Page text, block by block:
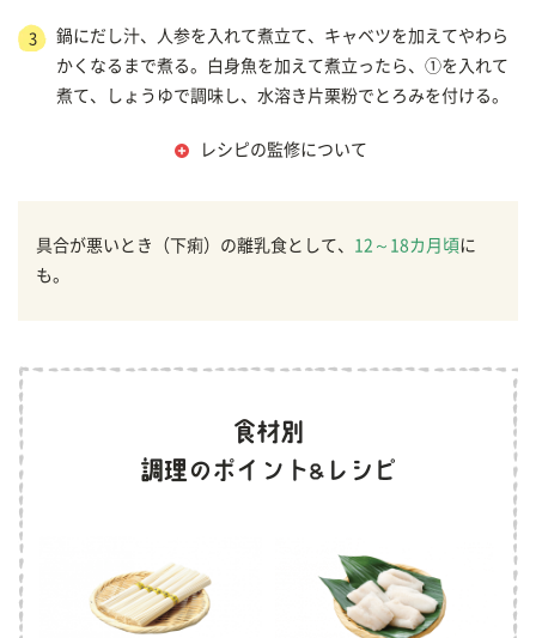
3
鍋にだし汁、人参を入れて煮立て、キャベツを加えてやわら
かくなるまで煮る。白身魚を加えて煮立ったら、①を入れて
煮て、しょうゆで調味し、水溶き片栗粉でとろみを付ける。
レシピの監修について
具合が悪いとき（下痢）の離乳食として、 12～18カ月頃に
も。